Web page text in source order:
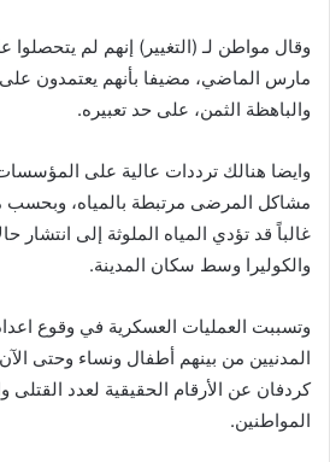
وقال مواطن لـ (التغيير) إنهم لم يتحصلوا
مارس الماضي، مضيفا بأنهم يعتمدون على
والباهظة الثمن، على حد تعبيره.
وايضا هنالك ترددات عالية على
مشاكل المرضى مرتبطة بالمياه،
غالباً قد تؤدي المياه الملوثة إلى انتشار
والكوليرا وسط سكان المدينة.
وتسببت العمليات العسكرية في وقوع
المدنيين من بينهم أطفال ونساء وحتى
كردفان عن الأرقام الحقيقية لعدد القتلى
المواطنين.